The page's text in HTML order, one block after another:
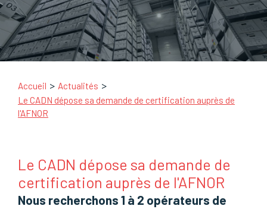
Accueil
Actualités
Le CADN dépose sa demande de certification auprès de
l'AFNOR
Le CADN dépose sa demande de
certification auprès de l'AFNOR
Nous recherchons 1 à 2 opérateurs de